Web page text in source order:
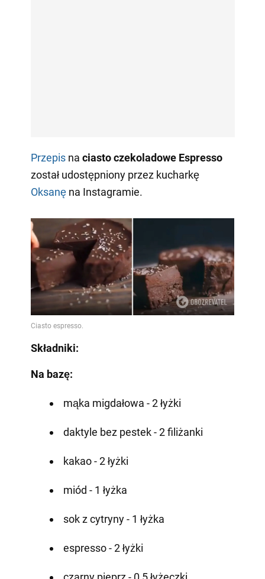
Przepisna ciasto czekoladowe Espresso
został udostępniony przez kucharkę
Oksanęna Instagramie.
Składniki:
Na bazę:
mąka migdałowa - 2 łyżki
daktyle bez pestek - 2 filiżanki
kakao - 2 łyżki
miód - 1 łyżka
sok z cytryny - 1 łyżka
espresso - 2 łyżki